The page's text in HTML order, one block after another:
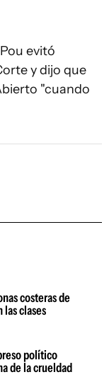
evitó
y dijo que
"cuando
costeras de
las clases
político
de la crueldad